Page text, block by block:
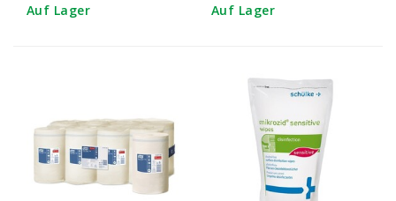
Auf Lager Auf Lager